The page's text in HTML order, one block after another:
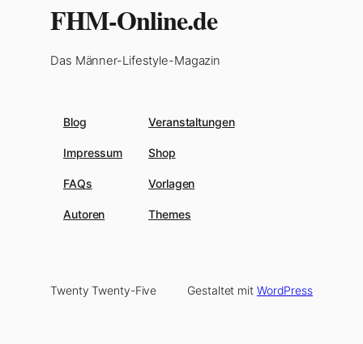
FHM-Online.de
Das Männer-Lifestyle-Magazin
Blog
Impressum
FAQs
Autoren
Veranstaltungen
Shop
Vorlagen
Themes
Twenty Twenty-Five Gestaltet mit WordPress